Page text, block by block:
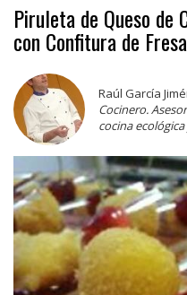
Piruleta de Queso de
con Confitura de
Raúl García
Cocinero.
cocina ecológica